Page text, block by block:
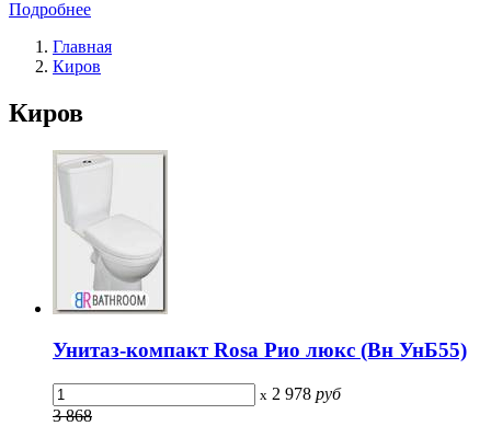
Подробнее
Главная
Киров
Киров
Унитаз-компакт Rosa Рио люкс (Вн УнБ55)
x 2 978 руб
3 868